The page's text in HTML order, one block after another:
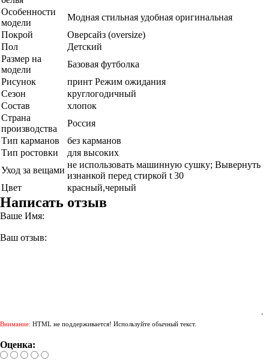
Особенности
модели
Модная стильная удобная оригинальная
Покрой
Оверсайз (oversize)
Пол
Детский
Размер на
модели
Базовая футболка
Рисунок
принт Режим ожидания
Сезон
круглогодичный
Состав
хлопок
Страна
производства
Россия
Тип карманов
без карманов
Тип ростовки
для высоких
Уход за вещами
не использовать машинную сушку; Вывернуть
изнанкой перед стиркой t 30
Цвет
красный,черный
Написать отзыв
Ваше Имя:
Ваш отзыв:
Внимание: HTML не поддерживается! Используйте обычный текст.
Оценка: